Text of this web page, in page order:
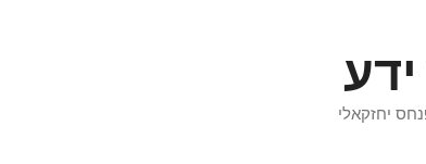
ידע
יחזקאלי